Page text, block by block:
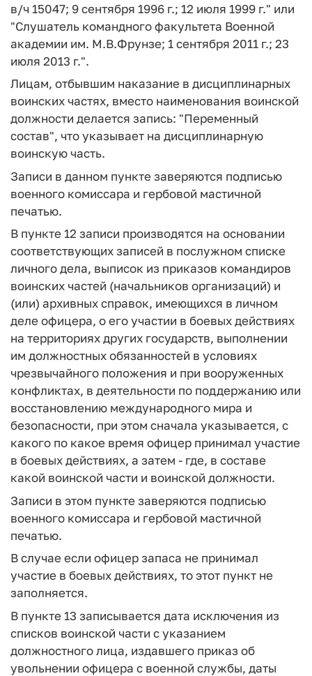
в/ч 15047; 9 сентября 1996 г.; 12 июля 1999 г." или
"Слушатель командного факультета Военной
академии им. М.В.Фрунзе; 1 сентября 2011 г.; 23
июля 2013 г.".
Лицам, отбывшим наказание в дисциплинарных
воинских частях, вместо наименования воинской
должности делается запись: "Переменный
состав", что указывает на дисциплинарную
воинскую часть.
Записи в данном пункте заверяются подписью
военного комиссара и гербовой мастичной
печатью.
В пункте 12 записи производятся на основании
соответствующих записей в послужном списке
личного дела, выписок из приказов командиров
воинских частей (начальников организаций) и
(или) архивных справок, имеющихся в личном
деле офицера, о его участии в боевых действиях
на территориях других государств, выполнении
им должностных обязанностей в условиях
чрезвычайного положения и при вооруженных
конфликтах, в деятельности по поддержанию или
восстановлению международного мира и
безопасности, при этом сначала указывается, с
какого по какое время офицер принимал участие
в боевых действиях, а затем - где, в составе
какой воинской части и воинской должности.
Записи в этом пункте заверяются подписью
военного комиссара и гербовой мастичной
печатью.
В случае если офицер запаса не принимал
участие в боевых действиях, то этот пункт не
заполняется.
В пункте 13 записывается дата исключения из
списков воинской части с указанием
должностного лица, издавшего приказ об
увольнении офицера с военной службы, даты